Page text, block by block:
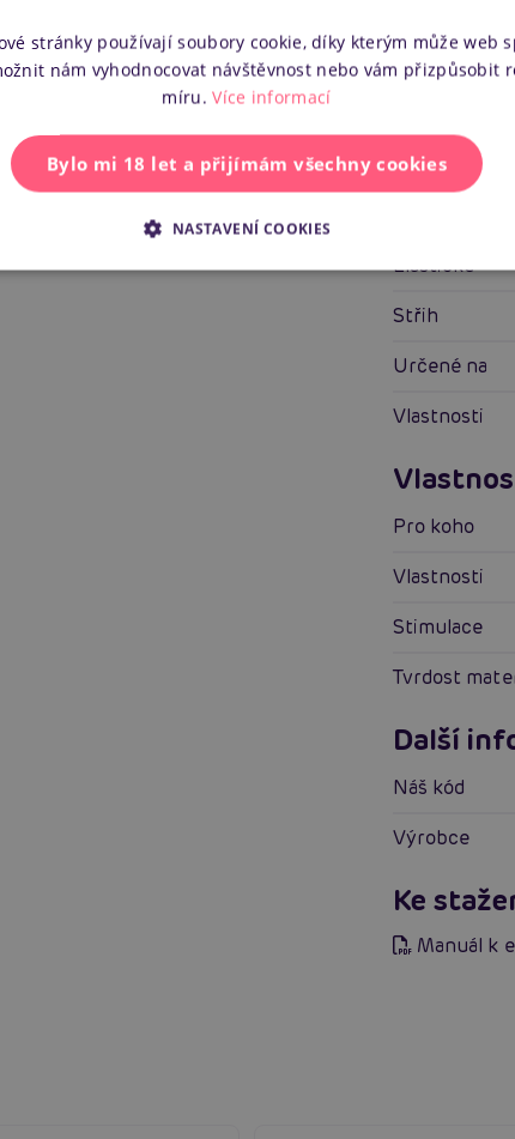
Materiál
Elastické
Střih
Určené na
Vlastnosti
Pro koho
Vlastnosti
Stimulace
Tvrdost
Další
Náš kód
Výrobce
Ke
Manuál k
stránky používají soubory cookie, díky kterým může web
nám vyhodnocovat návštěvnost nebo vám přizpůsobit
míru. Více informací
Bylo mi 18 let a přijímám všechny cookies
NASTAVENÍ COOKIES